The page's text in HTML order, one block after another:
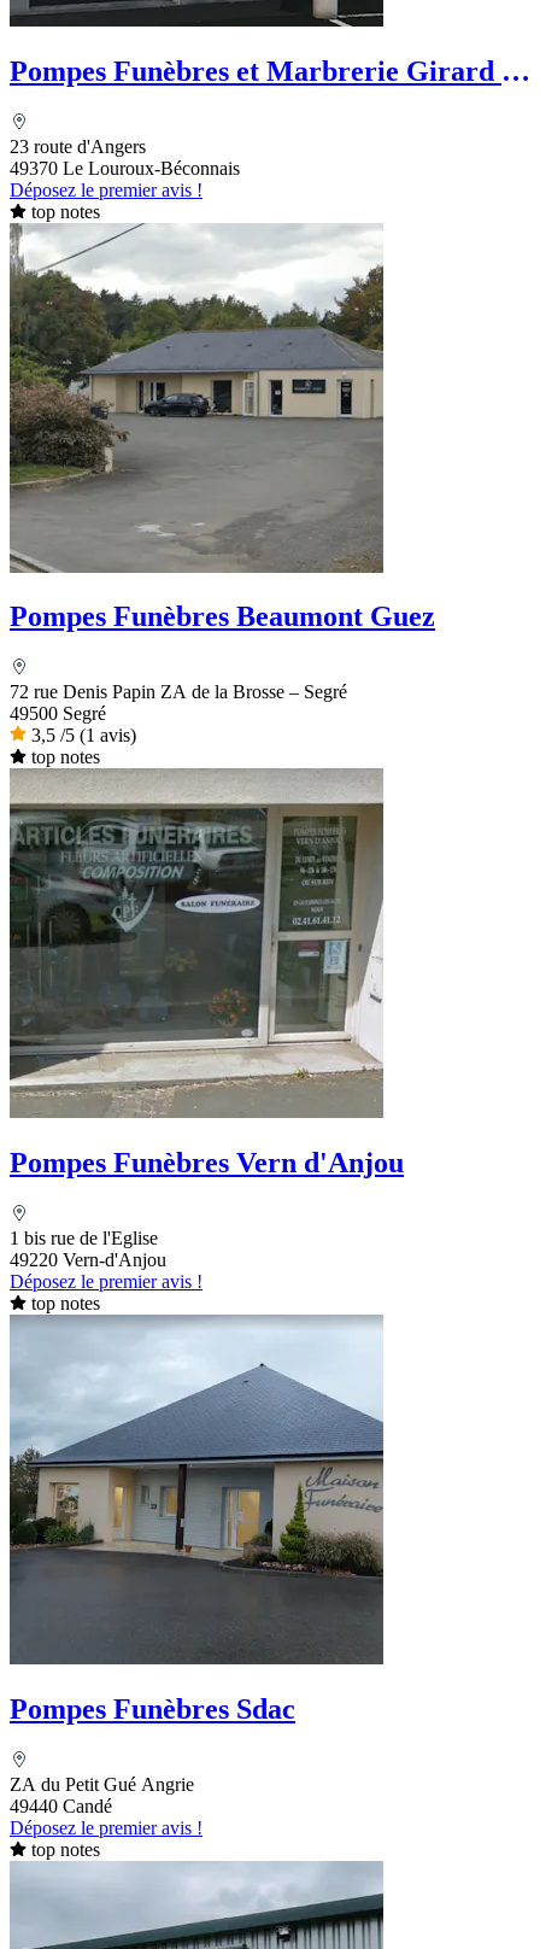
Pompes Funèbres et Marbrerie Girard -
23 route d'Angers
49370 Le Louroux-Béconnais
Déposez le premier avis !
top notes
Pompes Funèbres Beaumont Guez
72 rue Denis Papin ZA de la Brosse – Segré
49500 Segré
3,5 /5 (1 avis)
top notes
Pompes Funèbres Vern d'Anjou
1 bis rue de l'Eglise
49220 Vern-d'Anjou
Déposez le premier avis !
top notes
Pompes Funèbres Sdac
ZA du Petit Gué Angrie
49440 Candé
Déposez le premier avis !
top notes